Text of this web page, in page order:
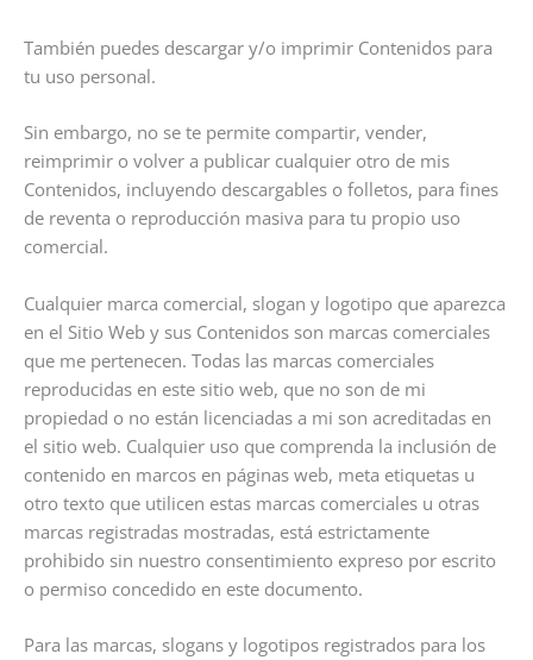
También puedes descargar y/o imprimir Contenidos para
tu uso personal.
Sin embargo, no se te permite compartir, vender,
reimprimir o volver a publicar cualquier otro de mis
Contenidos, incluyendo descargables o folletos, para fines
de reventa o reproducción masiva para tu propio uso
comercial.
Cualquier marca comercial, slogan y logotipo que aparezca
en el Sitio Web y sus Contenidos son marcas comerciales
que me pertenecen. Todas las marcas comerciales
reproducidas en este sitio web, que no son de mi
propiedad o no están licenciadas a mi son acreditadas en
el sitio web. Cualquier uso que comprenda la inclusión de
contenido en marcos en páginas web, meta etiquetas u
otro texto que utilicen estas marcas comerciales u otras
marcas registradas mostradas, está estrictamente
prohibido sin nuestro consentimiento expreso por escrito
o permiso concedido en este documento.
Para las marcas, slogans y logotipos registrados para los